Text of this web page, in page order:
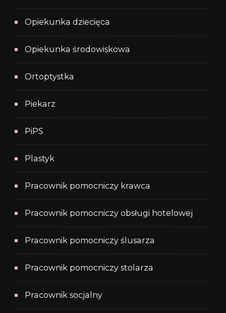
Opiekunka dziecięca
Opiekunka środowiskowa
Ortoptystka
Piekarz
PiPS
Plastyk
Pracownik pomocniczy krawca
Pracownik pomocniczy obsługi hotelowej
Pracownik pomocniczy ślusarza
Pracownik pomocniczy stolarza
Pracownik socjalny